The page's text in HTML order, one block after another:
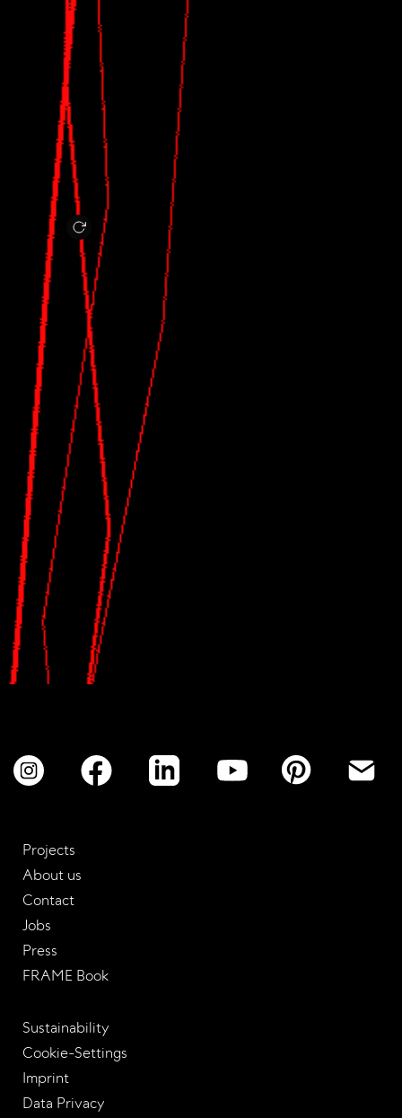
Projects
About us
Contact
Jobs
Press
FRAME Book
Sustainability
Cookie-Settings
Imprint
Data Privacy